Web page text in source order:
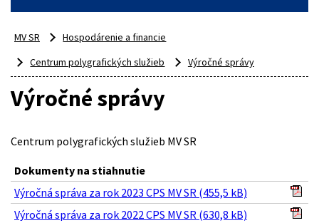
MV SR
Hospodárenie a financie
Centrum polygrafických služieb
Výročné správy
Výročné správy
Centrum polygrafických služieb MV SR
Dokumenty na stiahnutie
Výročná správa za rok 2023 CPS MV SR (455,5 kB)
Výročná správa za rok 2022 CPS MV SR (630,8 kB)